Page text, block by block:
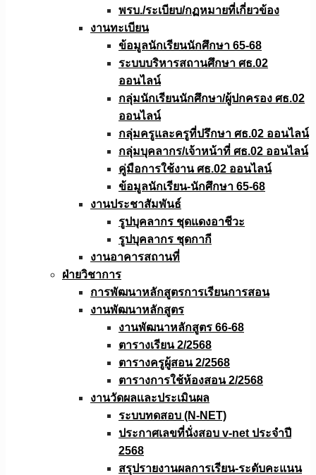
พรบ./ระเบียบ/กฏหมายที่เกี่ยวข้อง
งานทะเบียน
ข้อมูลนักเรียนนักศึกษา 65-68
ระบบบริหารสถานศึกษา ศธ.02
ออนไลน์
กลุ่มนักเรียนนักศึกษา/ผู้ปกครอง ศธ.02
ออนไลน์
กลุ่มครูและครูที่ปรึกษา ศธ.02 ออนไลน์
กลุ่มบุคลากร/เจ้าหน้าที่ ศธ.02 ออนไลน์
คู่มือการใช้งาน ศธ.02 ออนไลน์
ข้อมูลนักเรียน-นักศึกษา 65-68
งานประชาสัมพันธ์
รูปบุคลากร ชุดแดงอาชีวะ
รูปบุคลากร ชุดกากี
งานอาคารสถานที่
ฝ่ายวิชาการ
การพัฒนาหลักสูตรการเรียนการสอน
งานพัฒนาหลักสูตร
งานพัฒนาหลักสูตร 66-68
ตารางเรียน 2/2568
ตารางครูผู้สอน 2/2568
ตารางการใช้ห้องสอน 2/2568
งานวัดผลเเละประเมินผล
ระบบทดสอบ (N-NET)
ประกาศเลขที่นั่งสอบ v-net ประจำปี
2568
สรุปรายงานผลการเรียน-ระดับคะแนน